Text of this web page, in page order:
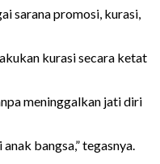
sarana promosi, kurasi,
kurasi secara ketat
meninggalkan jati diri
bangsa,” tegasnya.